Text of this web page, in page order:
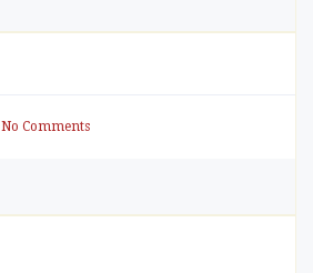
No Comments